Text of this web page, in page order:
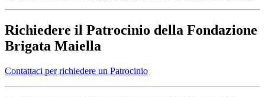
Richiedere il Patrocinio della Fondazione
Brigata Maiella
Contattaci per richiedere un Patrocinio